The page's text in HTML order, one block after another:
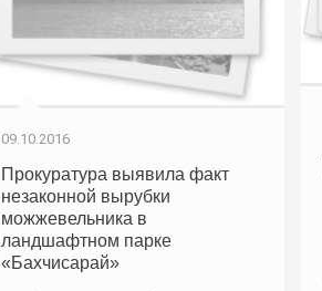
09.10.2016
Прокуратура выявила факт
незаконной вырубки
можжевельника в
ландшафтном парке
«Бахчисарай»